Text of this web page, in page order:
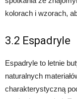
kolorach i wzorach,
3.2 Espadryle
Espadryle to letnie
naturalnych
charakterystyczną